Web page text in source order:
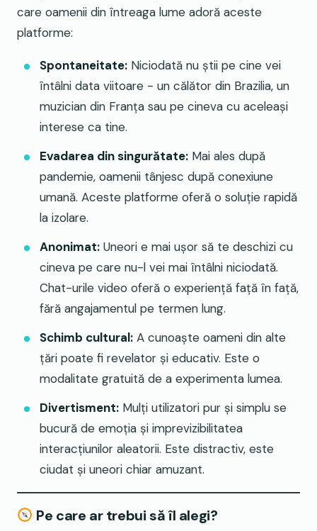
care oamenii din întreaga lume adoră aceste
platforme:
Spontaneitate: Niciodată nu știi pe cine vei
întâlni data viitoare - un călător din Brazilia, un
muzician din Franța sau pe cineva cu aceleași
interese ca tine.
Evadarea din singurătate: Mai ales după
pandemie, oamenii tânjesc după conexiune
umană. Aceste platforme oferă o soluție rapidă
la izolare.
Anonimat: Uneori e mai ușor să te deschizi cu
cineva pe care nu-l vei mai întâlni niciodată.
Chat-urile video oferă o experiență față în față,
fără angajamentul pe termen lung.
Schimb cultural: A cunoaște oameni din alte
țări poate fi revelator și educativ. Este o
modalitate gratuită de a experimenta lumea.
Divertisment: Mulți utilizatori pur și simplu se
bucură de emoția și imprevizibilitatea
interacțiunilor aleatorii. Este distractiv, este
ciudat și uneori chiar amuzant.
Pe care ar trebui să îl alegi?